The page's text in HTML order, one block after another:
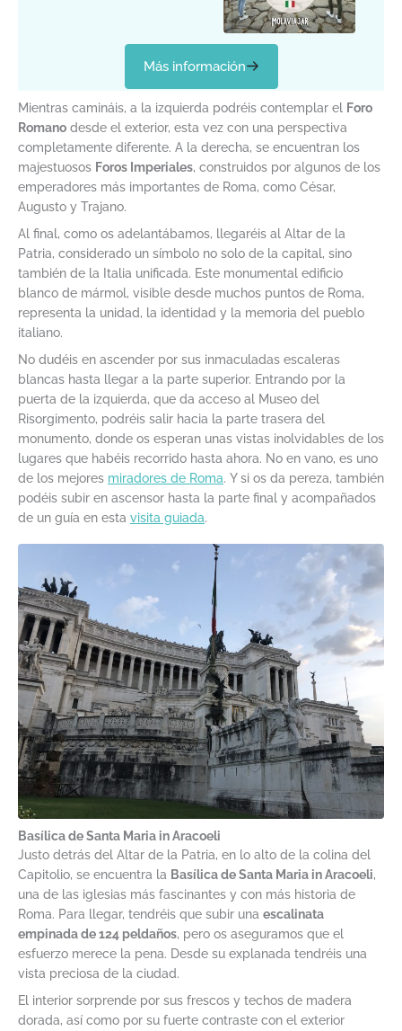
Más información
Mientras camináis, a la izquierda podréis contemplar el
Foro
Romano desde el exterior, esta vez con una perspectiva
completamente diferente. A la derecha, se encuentran los
majestuosos Foros Imperiales, construidos por algunos de los
emperadores más importantes de Roma, como César,
Augusto y Trajano.
Al final, como os adelantábamos, llegaréis al Altar de la
Patria, considerado un símbolo no solo de la capital, sino
también de la Italia unificada. Este monumental edificio
blanco de mármol, visible desde muchos puntos de Roma,
representa la unidad, la identidad y la memoria del pueblo
italiano.
No dudéis en ascender por sus inmaculadas escaleras
blancas hasta llegar a la parte superior. Entrando por la
puerta de la izquierda, que da acceso al Museo del
Risorgimento, podréis salir hacia la parte trasera del
monumento, donde os esperan unas vistas inolvidables de los
lugares que habéis recorrido hasta ahora. No en vano, es uno
de los mejores miradores de Roma. Y si os da pereza, también
podéis subir en ascensor hasta la parte final y acompañados
de un guía en esta visita guiada.
Basílica de Santa Maria in Aracoeli
Justo detrás del Altar de la Patria, en lo alto de la colina del
Capitolio, se encuentra la Basílica de Santa Maria in Aracoeli,
una de las iglesias más fascinantes y con más historia de
Roma. Para llegar, tendréis que subir una escalinata
empinada de 124 peldaños, pero os aseguramos que el
esfuerzo merece la pena. Desde su explanada tendréis una
vista preciosa de la ciudad.
El interior sorprende por sus frescos y techos de madera
dorada, así como por su fuerte contraste con el exterior